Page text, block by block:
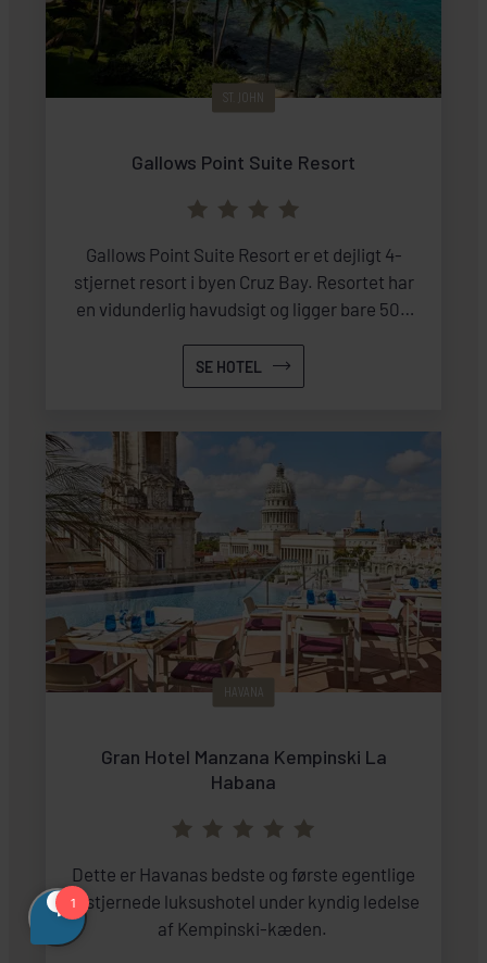
ST. JOHN
Gallows Point Suite Resort
Gallows Point Suite Resort er et dejligt 4-
stjernet resort i byen Cruz Bay. Resortet har
en vidunderlig havudsigt og ligger bare 500
SE HOTEL
HAVANA
Gran Hotel Manzana Kempinski La
Habana
Dette er Havanas bedste og første egentlige
5-stjernede luksushotel under kyndig ledelse
af Kempinski-kæden.